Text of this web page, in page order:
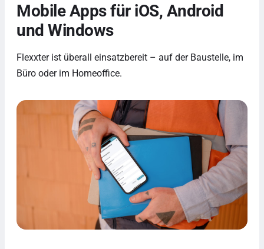
Mobile Apps für iOS, Android
und Windows
Flexxter ist überall einsatzbereit – auf der Baustelle, im
Büro oder im Homeoffice.